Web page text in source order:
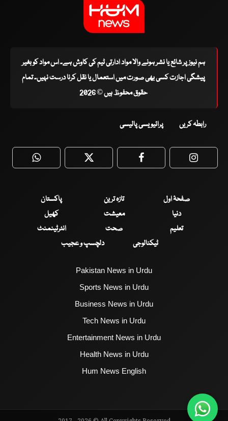
ہم نیوز پر شائع یا نشر ہونے والا مواد ادارتی ٹیم کی کاوش ہے۔ اس مواد کو بغیر
پیشگی اجازت کسی بھی صورت میں استعمال یا نقل کرنا درست نہیں۔ تمام
حقوق محفوظ ہیں © 2026
رابطہ کریں پرائیویسی پالیسی
WhatsApp Twitter Facebook
صفحۂ اول تازہ ترین
پاکستان
دنیا
معیشت
کھیل
تعلیم
صحت
انٹرٹینمنٹ
ٹیکنالوجی
دلچسپ و عجیب
Pakistan News in Urdu
Sports News in Urdu
Business News in Urdu
Tech News in Urdu
Entertainment News in Urdu
Health News in Urdu
Hum News English